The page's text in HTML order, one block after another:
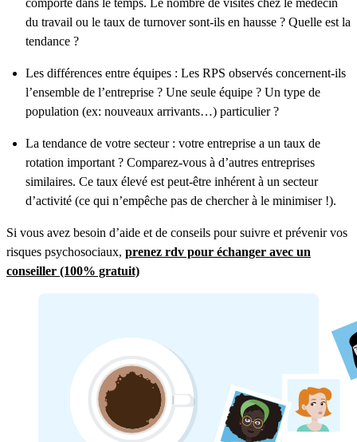
comporte dans le temps. Le nombre de visites chez le médecin
du travail ou le taux de turnover sont-ils en hausse ? Quelle est la
tendance ?
Les différences entre équipes : Les RPS observés concernent-ils
l’ensemble de l’entreprise ? Une seule équipe ? Un type de
population (ex: nouveaux arrivants…) particulier ?
La tendance de votre secteur : votre entreprise a un taux de
rotation important ? Comparez-vous à d’autres entreprises
similaires. Ce taux élevé est peut-être inhérent à un secteur
d’activité (ce qui n’empêche pas de chercher à le minimiser !).
Si vous avez besoin d’aide et de conseils pour suivre et prévenir vos
risques psychosociaux, prenez rdv pour échanger avec un
conseiller (100% gratuit)